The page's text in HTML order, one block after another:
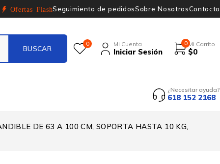
Ofertas FlashSeguimiento de pedidosSobre NosotrosContacto
0 Mi Cuenta
Iniciar Sesión
0 Mi Carrito
$0
¿Necesitar ayuda?
618 152 2168
DE 63 A 100 CM, SOPORTA HASTA 10 KG,